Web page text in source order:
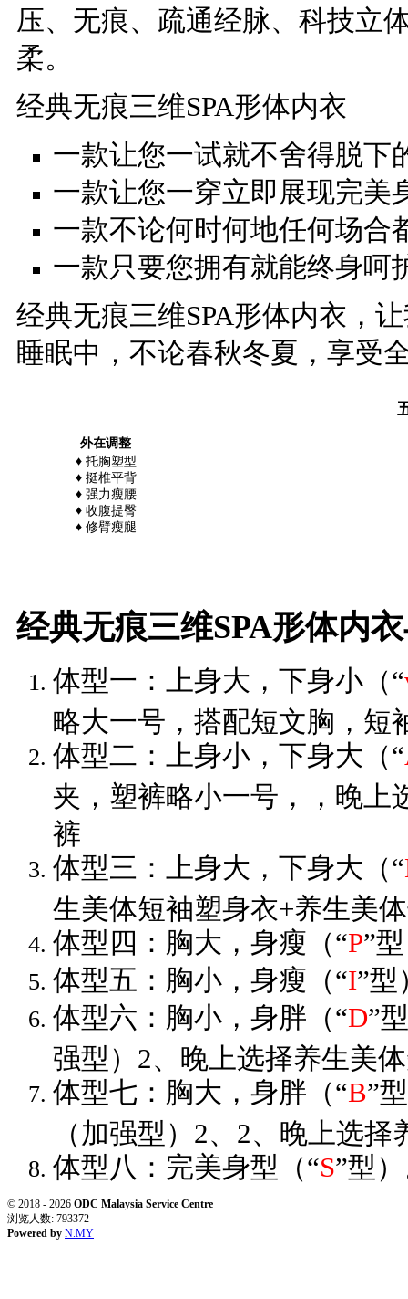
压、无痕、疏通经脉、科技立
柔。
经典无痕三维SPA形体内衣
一款让您一试就不舍得脱下
一款让您一穿立即展现完美
一款不论何时何地任何场合
一款只要您拥有就能终身呵
经典无痕三维SPA形体内衣，
睡眠中， 不论春秋冬夏，享受
外在调整
♦ 托胸塑型
♦挺椎平背
♦ 强力瘦腰
♦ 收腹提臀
♦ 修臂瘦腿
经典无痕三维SPA形体内
体型一：上身大，下身小（“
略大一号，搭配短文胸，短
体型二：上身小，下身大（“
夹，塑裤略小一号，，晚上
裤
体型三：上身大，下身大（“
生美体短袖塑身衣+养生美
体型四：胸大，身瘦（“P”
体型五：胸小，身瘦（“I”型
体型六：胸小，身胖（“D”
强型）2、晚上选择养生美
体型七：胸大，身胖（“B”
（加强型）2、2、晚上选
体型八：完美身型（“S”型
© 2018 - 2026 ODC Malaysia Service Centre
浏览人数: 793372
Powered by N.MY